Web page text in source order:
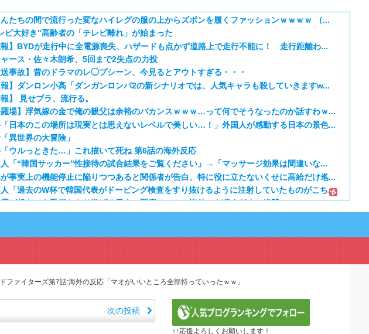
たちの間で流行った変なハイレグの服の上からズボンを履くファッションｗｗｗｗ （...
ビ大好き"高齢者の「テレビ離れ」が始まった
報】BYDが走行中に全電源喪失、ハザードも点かず道路上で走行不能に！ 走行距離わ...
ャース・佐々木朗希、5回まで2失点の力投
送事故】昔のドラマのレ◯プシーン、今見るとアウトすぎる・・・
報】ダンロン小高「ダンガンロンパ2の新シナリオでは、人気キャラも殺していきますw...
報】 見せブラ、流行る。
羅場】浮気嫁の金で俺の親父は余裕のバカンスｗｗｗ…って何でそうなったのか話すわｗ...
日本のこの場所は現実とは思えないレベルで美しい…！」外国人が感動する日本の景色...
異世界の大冒険」
ウルっときた…」これ描いて死ね 第6話の海外反応
「“韓国サッカー”性接待の試合結果をご覧ください」→「マッサージ効果は間違いな...
が事実上の機能停止に陥りつつあると関係者が告白、特に役に立たないくせに高給だけ毟...
「過去のW杯で韓国代表がドーピング検査をすり抜けるように注射していたものがこち...
が起きても手術をやり遂げる日本の医療チーム、海外でも凄すぎると絶賛
ニメ海外の反応』幼女戦記Ⅱ 第5話
人「ひどい奴なのに視聴者から愛される日本のアニメキャラがこちら」（海外の反応）
反応アニメ【ONE PIECE】第1172話感想「ちょっと今はルフィを擁護する...
ファイターズ第7話:海外の反応「マオがいいところ全部持っていったｗｗ」
次の投稿
↑↑応援よろしくお願いします！